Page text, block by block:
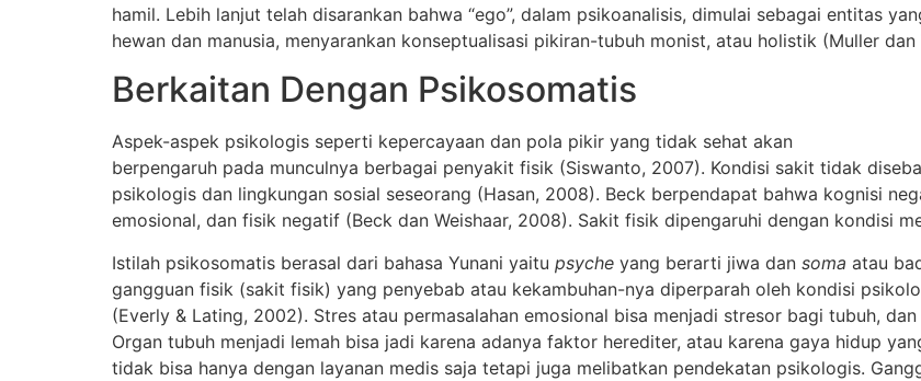
hamil. Lebih lanjut telah disarankan bahwa “ego”, dalam psikoanalisis, dimulai sebagai entitas
hewan dan manusia, menyarankan konseptualisasi pikiran-tubuh monist, atau holistik (Muller dan
Berkaitan Dengan Psikosomatis
Aspek-aspek psikologis seperti kepercayaan dan pola pikir yang tidak sehat akan
berpengaruh pada munculnya berbagai penyakit fisik (Siswanto, 2007). Kondisi sakit tidak
psikologis dan lingkungan sosial seseorang (Hasan, 2008). Beck berpendapat bahwa kognisi
emosional, dan fisik negatif (Beck dan Weishaar, 2008). Sakit fisik dipengaruhi dengan kondisi
Istilah psikosomatis berasal dari bahasa Yunani yaitu psyche yang berarti jiwa dan soma atau
gangguan fisik (sakit fisik) yang penyebab atau kekambuhan-nya diperparah oleh kondisi
(Everly & Lating, 2002). Stres atau permasalahan emosional bisa menjadi stresor bagi tubuh,
Organ tubuh menjadi lemah bisa jadi karena adanya faktor herediter, atau karena gaya hidup
tidak bisa hanya dengan layanan medis saja tetapi juga melibatkan pendekatan psikologis.